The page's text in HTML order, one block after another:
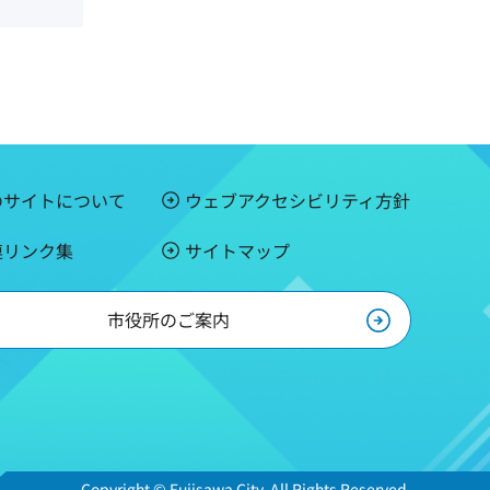
イトについて
ウェブアクセシビリティ方針
ンク集
サイトマップ
市役所のご案内